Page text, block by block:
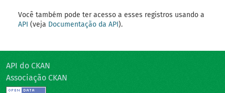
Você também pode ter acesso a esses registros usando a
API (veja Documentação da API).
API do CKAN
Associação CKAN